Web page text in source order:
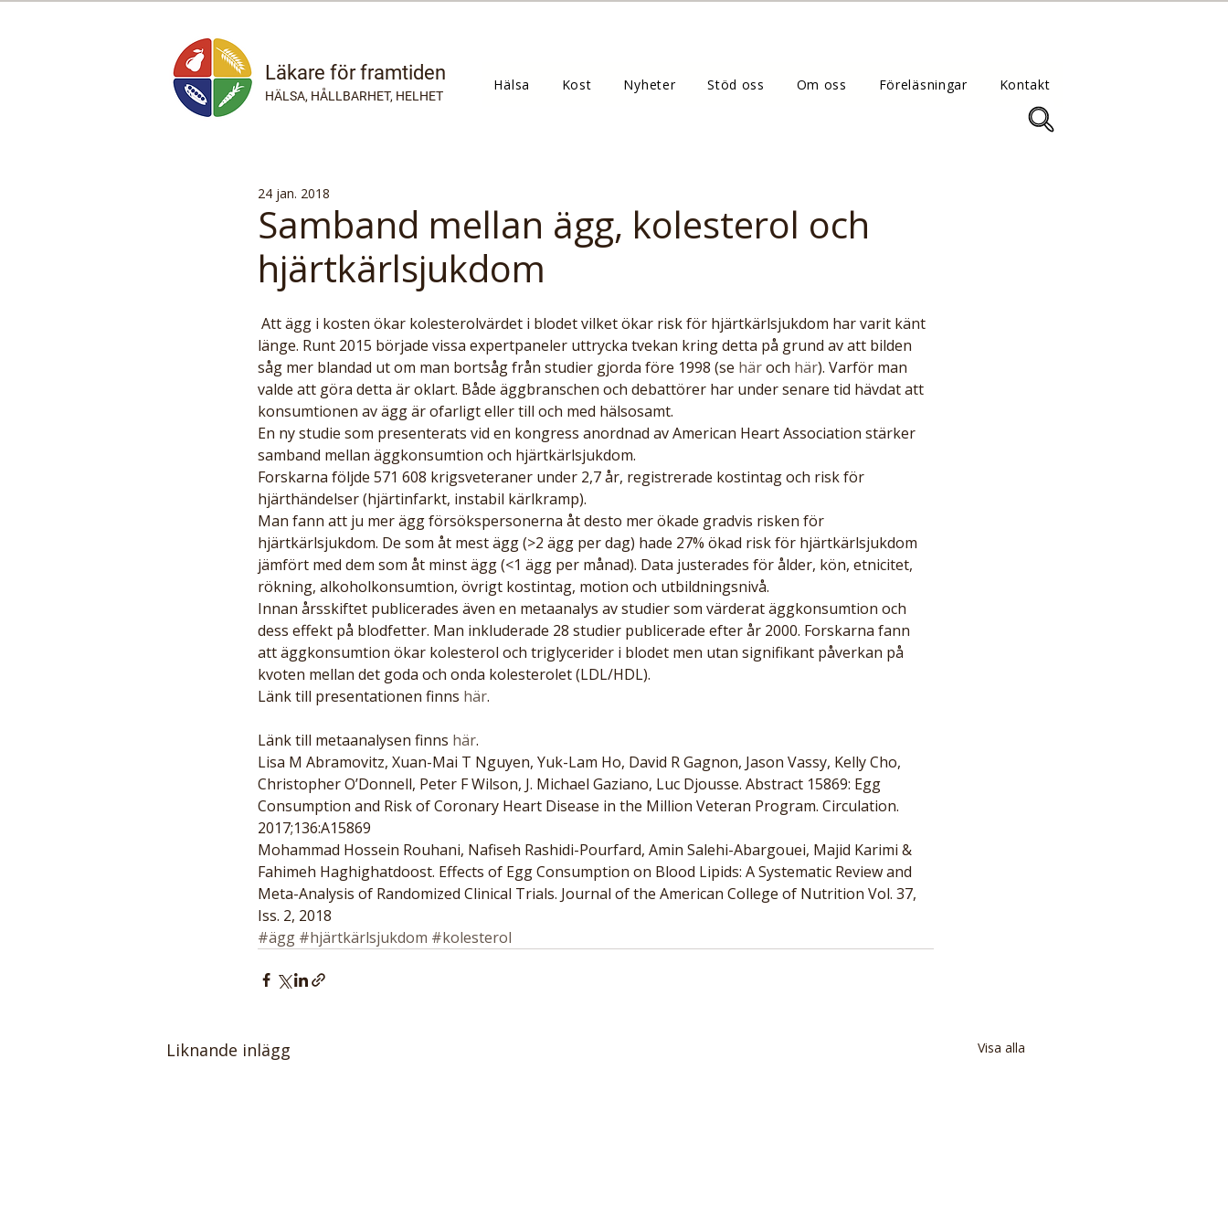
Läkare för framtiden
HÄLSA, HÅLLBARHET, HELHET
Hälsa Kost Nyheter Stöd oss Om oss Föreläsningar Kontakt
Samband mellan ägg, kolesterol och
hjärtkärlsjukdom
24 jan. 2018
länge. Runt 2015 började vissa expertpaneler uttrycka tvekan kring detta på grund av att bilden
såg mer blandad ut om man bortsåg från studier gjorda före 1998 (se här och här). Varför man
valde att göra detta är oklart. Både äggbranschen och debattörer har under senare tid hävdat att
konsumtionen av ägg är ofarligt eller till och med hälsosamt.
En ny studie som presenterats vid en kongress anordnad av American Heart Association stärker
samband mellan äggkonsumtion och hjärtkärlsjukdom.
Forskarna följde 571 608 krigsveteraner under 2,7 år, registrerade kostintag och risk för
hjärthändelser (hjärtinfarkt, instabil kärlkramp).
Man fann att ju mer ägg försökspersonerna åt desto mer ökade gradvis risken för
hjärtkärlsjukdom. De som åt mest ägg (>2 ägg per dag) hade 27% ökad risk för hjärtkärlsjukdom
jämfört med dem som åt minst ägg (<1 ägg per månad). Data justerades för ålder, kön, etnicitet,
rökning, alkoholkonsumtion, övrigt kostintag, motion och utbildningsnivå.
Innan årsskiftet publicerades även en metaanalys av studier som värderat äggkonsumtion och
dess effekt på blodfetter. Man inkluderade 28 studier publicerade efter år 2000. Forskarna fann
att äggkonsumtion ökar kolesterol och triglycerider i blodet men utan signifikant påverkan på
kvoten mellan det goda och onda kolesterolet (LDL/HDL).
Länk till presentationen finns här.
Länk till metaanalysen finns här.
Lisa M Abramovitz, Xuan-Mai T Nguyen, Yuk-Lam Ho, David R Gagnon, Jason Vassy, Kelly Cho,
Christopher O’Donnell, Peter F Wilson, J. Michael Gaziano, Luc Djousse. Abstract 15869: Egg
Consumption and Risk of Coronary Heart Disease in the Million Veteran Program. Circulation.
2017;136:A15869
Mohammad Hossein Rouhani, Nafiseh Rashidi-Pourfard, Amin Salehi-Abargouei, Majid Karimi &
Fahimeh Haghighatdoost. Effects of Egg Consumption on Blood Lipids: A Systematic Review and
Meta-Analysis of Randomized Clinical Trials. Journal of the American College of Nutrition Vol. 37,
Iss. 2, 2018
#ägg #hjärtkärlsjukdom #kolesterol
Liknande inlägg Visa alla